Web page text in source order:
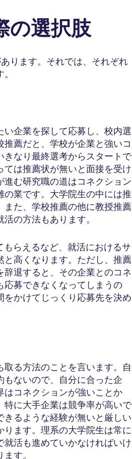
の選択肢
ります。それでは、それぞれ
企業を探して応募し、校内選
薦だと、学校が企業と強いコ
なり最終選考からスタートで
は推薦状が無いと面接を受け
む研究職の道はコネクション
業です。大学院生の中には推
た、学校推薦の他に教授推薦
の方法もあります。
らえるなど、就活におけるサ
高くなります。ただし、推薦
退すると、その企業とのコネ
応募できなくなってしまうの
かけてじっくり応募先を決め
る方法のことを言います。自
ないので、自分に合った企
コネクションが強いことか
特に大手企業は競争率が高いで
るような経験が無いと厳しい
ます。理系の大学院生は常に
活も進めていかなければいけ
す。